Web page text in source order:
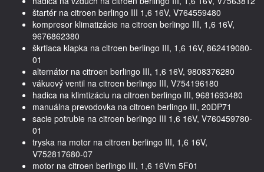
štartér na citroen berlingo III 1,6 16V, V764559480
kompresor klimatizácie na citroen berlingo III, 1,6 16V,
9676862380
škrtiaca klapka na citroen berlingo III, 1,6 16V, 862419080-
01
alternátor na citroen berlingo III, 1,6 16V, 9808376280
vákuový ventil na citroen berlingo III, V754196180
hadica na klimtizáciu na citroen berlingo III, 9681693480
manuálna prevodovka na citroen berlingo III, 20DP71
sacie potrubie na citroen berlingo III 1,6 16V, V760459780-
01
tryska na motor na citroen berlingo III, 1,6 16V,
V752817680-07
motor na citroen berlingo III, 1,6 16Vm 5F01